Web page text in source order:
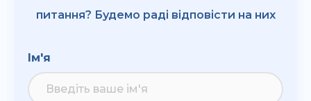
питання? Будемо раді відповісти на них
Ім'я